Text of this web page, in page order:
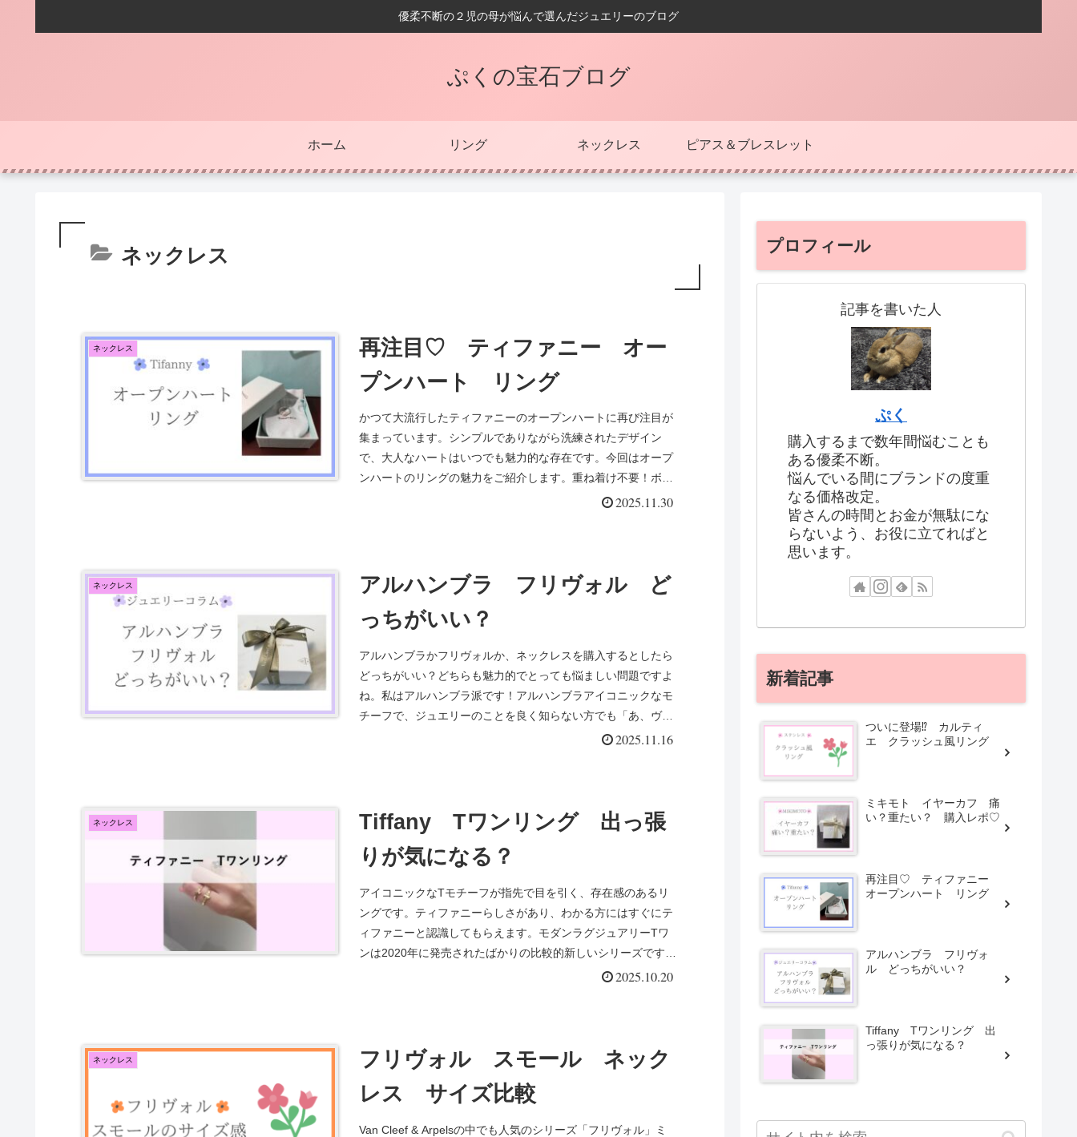
優柔不断の２児の母が悩んで選んだジュエリーのブログ
ぷくの宝石ブログ
ホーム リング ネックレス ピアス＆ブレスレット
ネックレス
ネックレス
再注目♡ ティファニー オー
プンハート リング
かつて大流行したティファニーのオープンハートに再び注目が
集まっています。シンプルでありながら洗練されたデザイン
で、大人なハートはいつでも魅力的な存在です。今回はオープ
ンハートのリングの魅力をご紹介します。重ね着け不要！ボリ
2025.11.30
ネックレス
アルハンブラ フリヴォル ど
っちがいい？
アルハンブラかフリヴォルか、ネックレスを購入するとしたら
どっちがいい？どちらも魅力的でとっても悩ましい問題ですよ
ね。私はアルハンブラ派です！アルハンブラアイコニックなモ
チーフで、ジュエリーのことを良く知らない方でも「あ、ヴァ
2025.11.16
ネックレス
Tiffany Tワンリング 出っ張
りが気になる？
アイコニックなTモチーフが指先で目を引く、存在感のあるリ
ングです。ティファニーらしさがあり、わかる方にはすぐにテ
ィファニーと認識してもらえます。モダンラグジュアリーTワ
ンは2020年に発売されたばかりの比較的新しいシリーズです。
2025.10.20
ネックレス
フリヴォル スモール ネック
レス サイズ比較
Van Cleef & Arpelsの中でも人気のシリーズ「フリヴォル」ミ
プロフィール
記事を書いた人
ぷく
購入するまで数年間悩むことも
ある優柔不断。
悩んでいる間にブランドの度重
なる価格改定。
皆さんの時間とお金が無駄にな
らないよう、お役に立てればと
思います。
新着記事
ついに登場⁉ カルティ
エ クラッシュ風リング
ミキモト イヤーカフ 痛
い？重たい？ 購入レポ♡
再注目♡ ティファニー
オープンハート リング
アルハンブラ フリヴォ
ル どっちがいい？
Tiffany Tワンリング 出
っ張りが気になる？